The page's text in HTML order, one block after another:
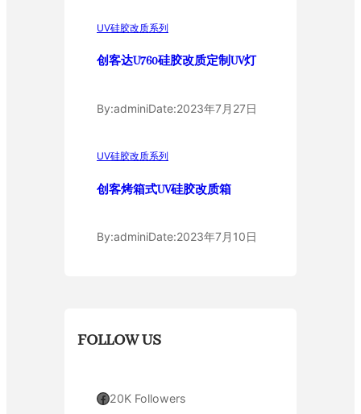
UV硅胶改质系列
创客达U760硅胶改质定制UV灯
By:adminiDate:2023年7月27日
UV硅胶改质系列
创客烤箱式UV硅胶改质箱
By:adminiDate:2023年7月10日
FOLLOW US
Facebook 20K Followers